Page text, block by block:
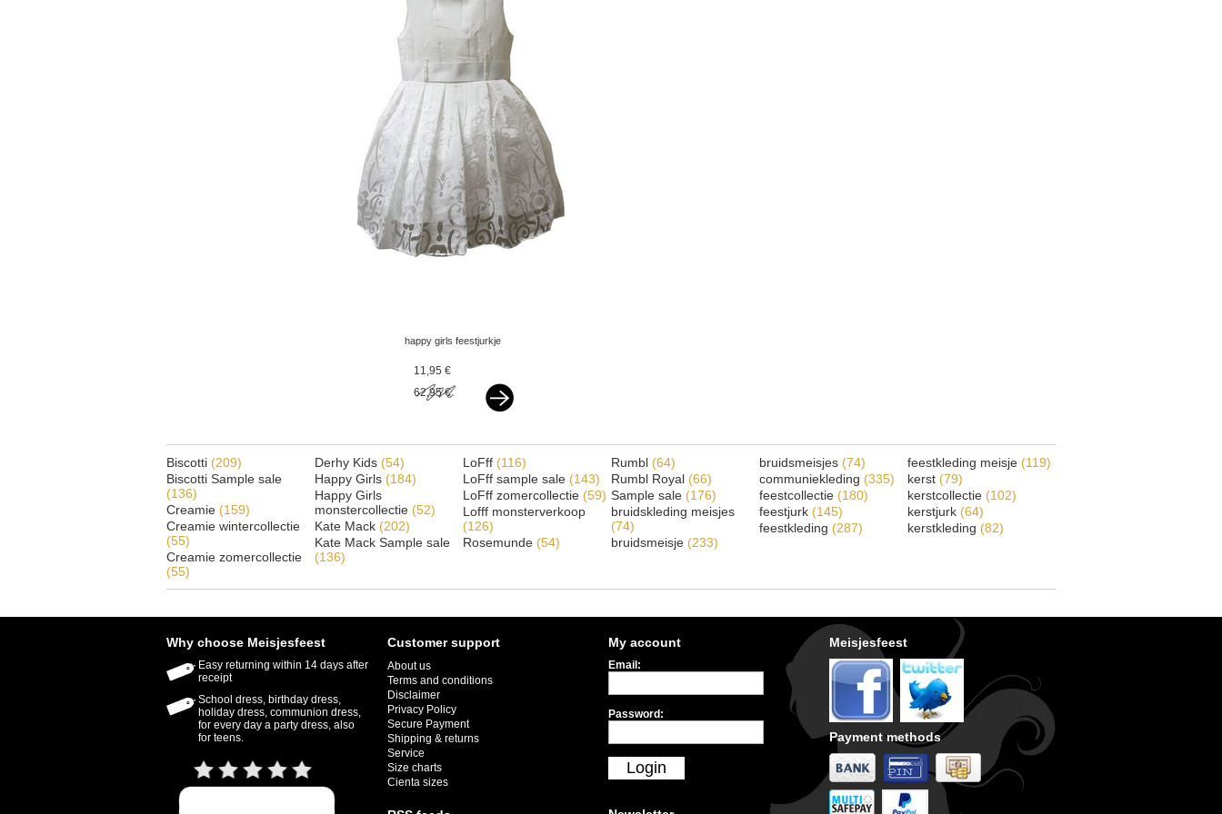
happy girls feestjurkje
11,95 €
62,95 €
Biscotti (209)
Biscotti Sample sale
(136)
Creamie (159)
Creamie wintercollectie
(55)
Creamie zomercollectie
(55)
Derhy Kids (54)
Happy Girls (184)
Happy Girls
monstercollectie (52)
Kate Mack (202)
Kate Mack Sample sale
(136)
LoFff (116)
LoFff sample sale (143)
LoFff zomercollectie (59)
Lofff monsterverkoop
(126)
Rosemunde (54)
Rumbl (64)
Rumbl Royal (66)
Sample sale (176)
bruidskleding meisjes
(74)
bruidsmeisje (233)
bruidsmeisjes (74)
communiekleding (335)
feestcollectie (180)
feestjurk (145)
feestkleding (287)
feestkleding meisje (119)
kerst (79)
kerstcollectie (102)
kerstjurk (64)
kerstkleding (82)
Why choose Meisjesfeest
Easy returning within 14 days after
receipt
School dress, birthday dress,
holiday dress, communion dress,
for every day a party dress, also
for teens.
Customer support
About us
Terms and conditions
Disclaimer
Privacy Policy
Secure Payment
Shipping & returns
Service
Size charts
Cienta sizes
My account
Email:
Password:
Login
Meisjesfeest
Payment methods